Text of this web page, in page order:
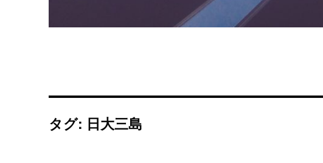
タグ: 日大三島